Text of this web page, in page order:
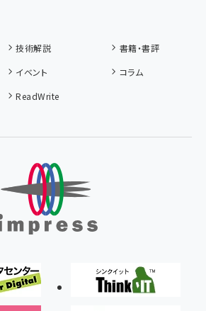
技術解説
書籍・書評
イベント
コラム
ReadWrite